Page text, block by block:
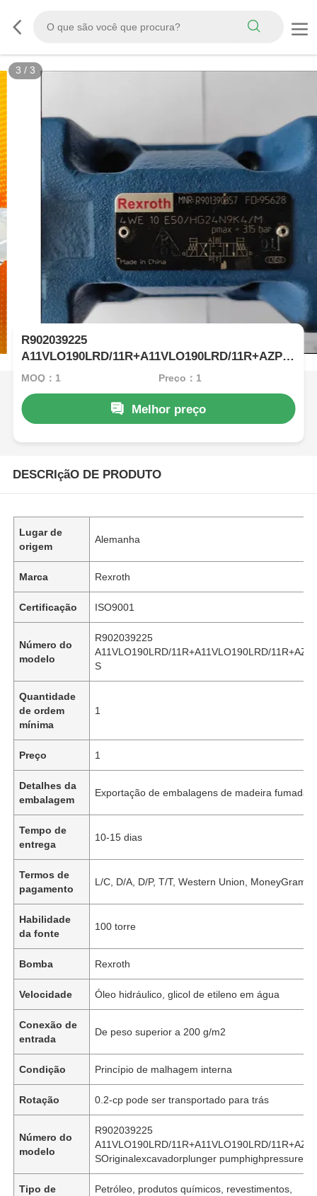
3 / 3
R902039225
A11VLO190LRD/11R+A11VLO190LRD/11R+AZPF-
S Bomba de pistão de escavadeira original de
MOQ：1 Preço：1
Melhor preço
DESCRIçãO DE PRODUTO
Lugar de
origem
Alemanha
Marca Rexroth
Certificação ISO9001
Número do
modelo
R902039225
A11VLO190LRD/11R+A11VLO190LRD/
S
Quantidade
de ordem
mínima
1
Preço 1
Detalhes da
embalagem
Exportação de embalagens de madeira fumada
Tempo de
entrega
10-15 dias
Termos de
pagamento
L/C, D/A, D/P, T/T, Western Union, MoneyGram
Habilidade
da fonte
100 torre
Bomba Rexroth
Velocidade Óleo hidráulico, glicol de etileno em água
Conexão de
entrada
De peso superior a 200 g/m2
Condição Princípio de malhagem interna
Rotação 0.2-cp pode ser transportado para trás
Número do
modelo
R902039225
A11VLO190LRD/11R+A11VLO190LRD/
SOriginalexcavadorplunger pumphighpressure
Tipo de
Petróleo, produtos químicos, revestimentos,